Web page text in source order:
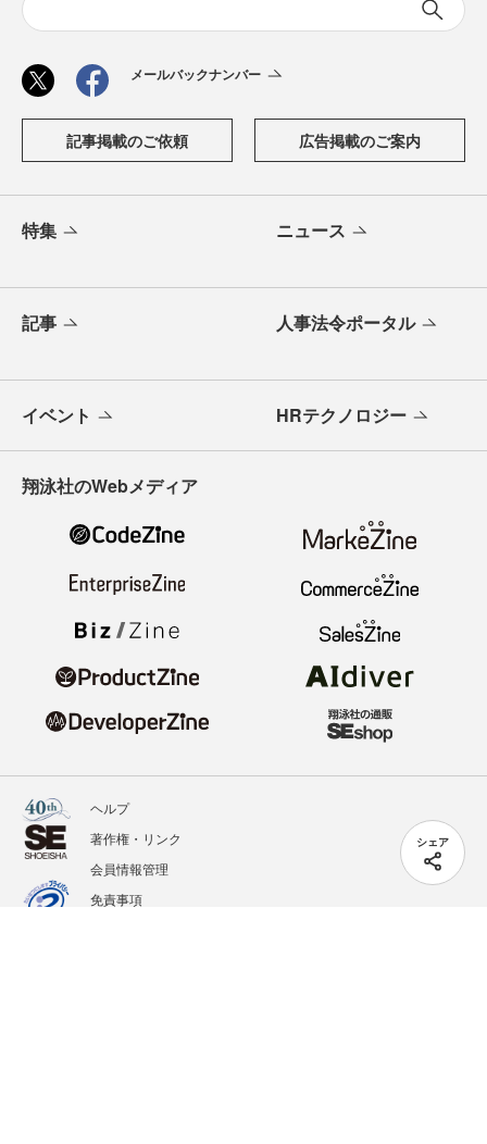
シェア
メールバックナンバー
記事掲載のご依頼 広告掲載のご案内
特集 ニュース
記事 人事法令ポータル
イベント HRテクノロジー
翔泳社のWebメディア
ヘルプ
著作権・リンク
会員情報管理
免責事項